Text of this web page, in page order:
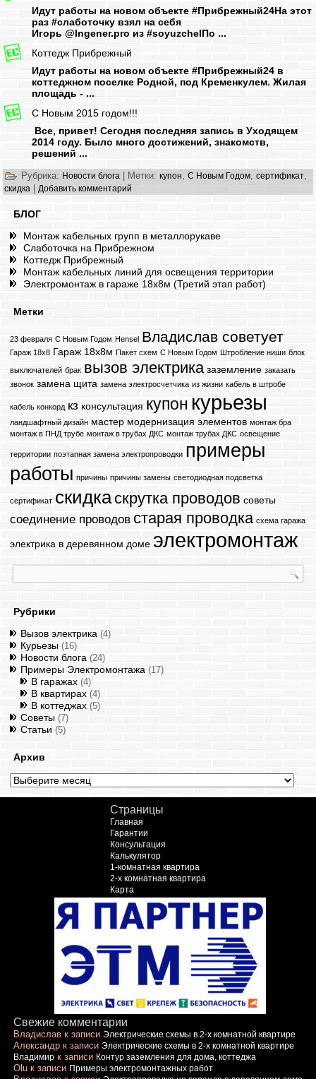
Идут работы на новом объекте #Прибрежный24На этот
раз #слаботочку взял на себя
Игорь @Ingener.pro из #soyuzchelПо ...
Коттедж Прибрежный
Идут работы на новом объекте #Прибрежный24 в
коттеджном поселке Родной, под Кременкулем. Жилая
площадь - ...
C Новым 2015 годом!!!
Все, привет! Сегодня последняя запись в Уходящем
2014 году. Было много достижений, знакомств,
решений ...
Рубрика: Новости блога Метки: купон,С Новым Годом,сертификат,
скидка Добавить комментарий
БЛОГ
Монтаж кабельных групп в металлорукаве
Слаботочка на Прибрежном
Коттедж Прибрежный
Монтаж кабельных линий для освещения территории
Электромонтаж в гараже 18х8м (Третий этап работ)
Метки
23 февраля C Новым Годом Hensel Владислав советует
Гараж 18х8 Гараж 18х8м Пакет схем С Новым Годом Штробление ниши блок
выключателей брак вызов электрика заземление заказать
звонок замена щита замена электросчетчика из жизни кабель в штробе
кабель конкорд кз консультация купон курьезы
ландшафтный дизайн мастер модернизация элементов монтаж бра
монтаж в ПНД трубе монтаж в трубах ДКС монтаж трубах ДКС освещение
территории поэтапная замена электропроводки примеры
работы причины причины замены светодиодная подсветка
сертификат скидкаскрутка проводов советы
соединение проводов старая проводка схема гаража
электрика в деревянном доме электромонтаж
Рубрики
Вызов электрика (4)
Курьезы (16)
Новости блога (24)
Примеры Электромонтажа (17)
В гаражах (4)
В квартирах (4)
В коттеджах (5)
Советы (7)
Статьи (5)
Архив
Архив
Страницы
Главная
Гарантии
Консультация
Калькулятор
1-комнатная квартира
2-х комнатная квартира
Карта
Свежие комментарии
Владислав к записи Электрические схемы в 2-х комнатной квартире
Александр к записи Электрические схемы в 2-х комнатной квартире
Владимир к записи Контур заземления для дома, коттеджа
Olu к записи Примеры электромонтажных работ